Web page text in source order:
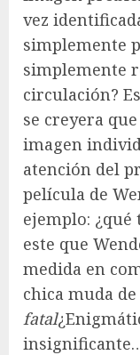
vez
simplemente
simplemente
circulación?
se creyera
imagen
atención del
película de
ejemplo: ¿qué
este que
medida en
chica muda
fatal